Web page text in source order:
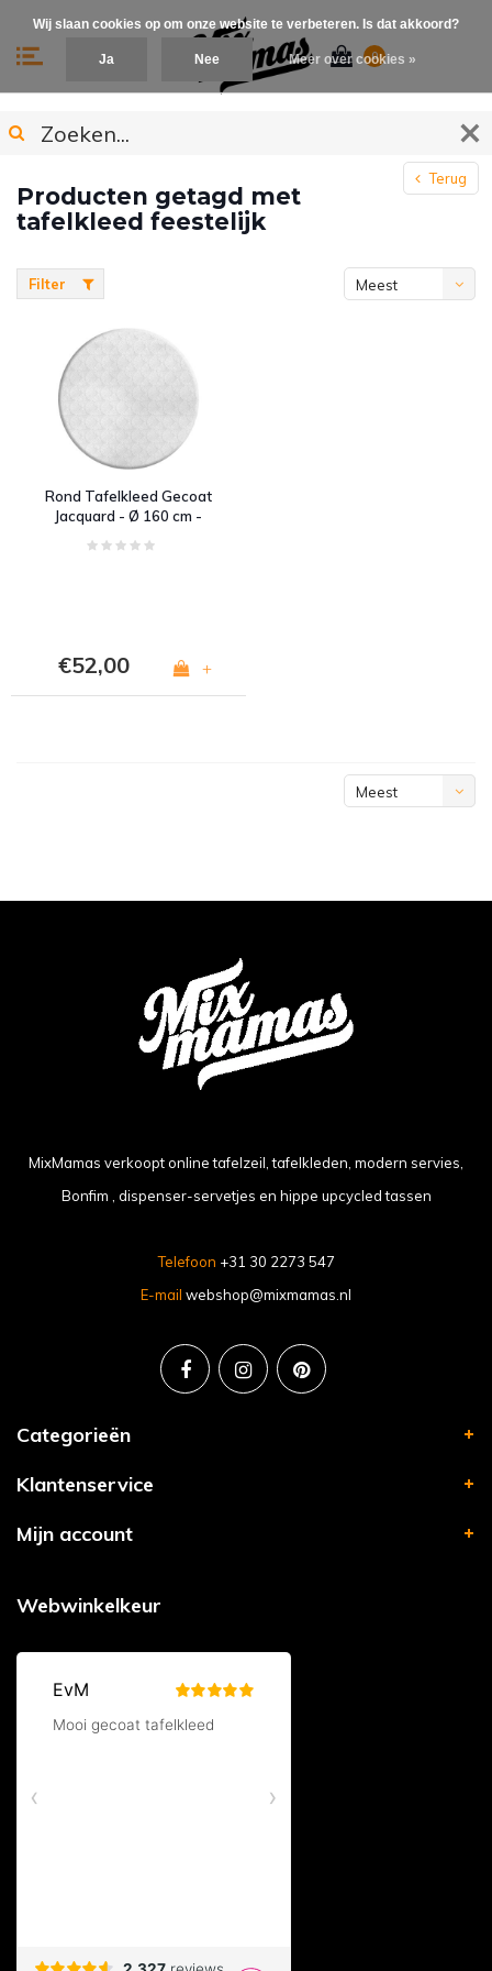
0
Terug
Producten getagd met
tafelkleed feestelijk
Filter
Meest
Rond Tafelkleed Gecoat
Jacquard - Ø 160 cm -
€52,00 +
Meest
MixMamas verkoopt online tafelzeil, tafelkleden, modern servies,
Bonfim , dispenser-servetjes en hippe upcycled tassen
Telefoon +31 30 2273 547
E-mail webshop@mixmamas.nl
Categorieën
Klantenservice
Mijn account
Webwinkelkeur
Wij slaan cookies op om onze website te verbeteren. Is dat akkoord?
Ja Nee Meer over cookies »